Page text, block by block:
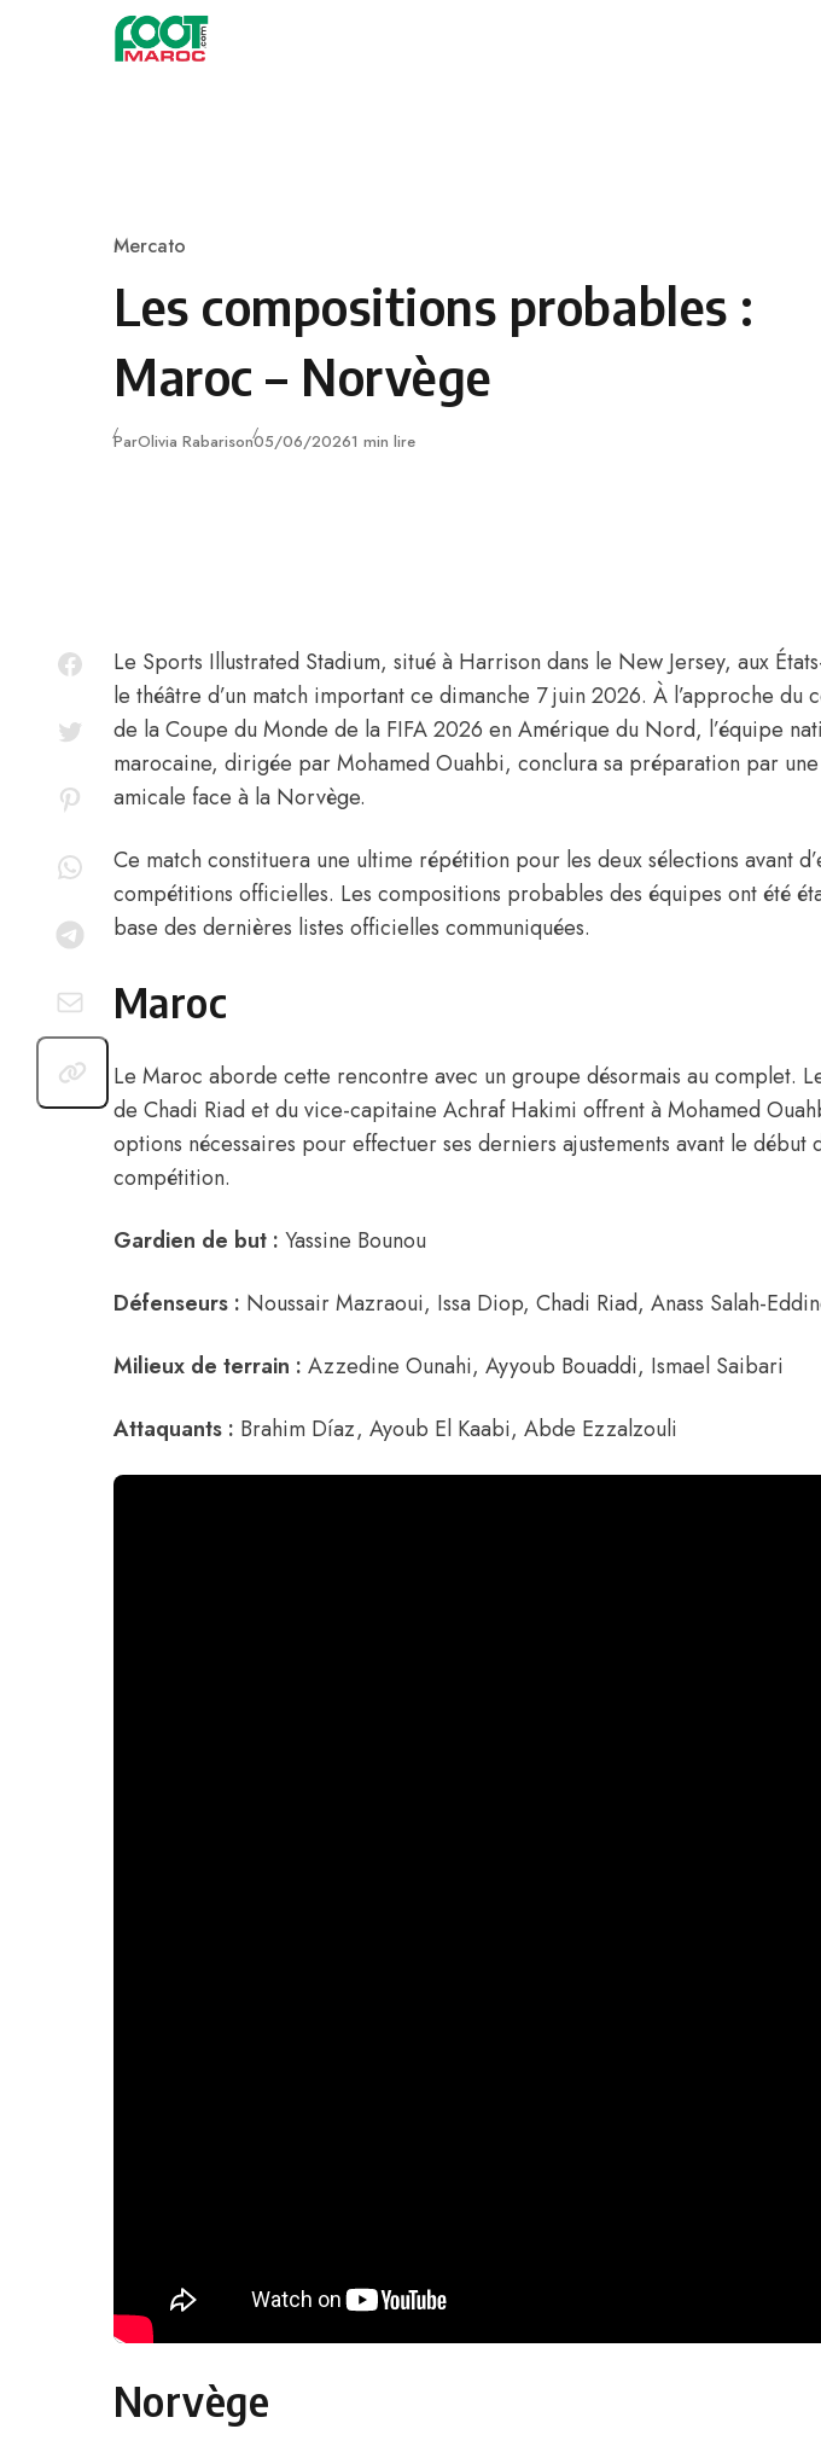
Skip to content
Category
Mercato
Les compositions probables :
Maroc – Norvège
ParOlivia RabarisonPublié
05/06/20261 min lire
Le Sports Illustrated Stadium, situé à Harrison dans le New Jersey, aux
le théâtre d’un match important ce dimanche 7 juin 2026. À l’approche du
de la Coupe du Monde de la FIFA 2026 en Amérique du Nord, l’équipe
marocaine, dirigée parMohamed Ouahbi, conclura sa préparation par
amicale face à la Norvège.
Ce match constituera une ultime répétition pour les deux sélections avant
compétitions officielles. Les compositions probables des équipes ont été
base des dernières listes officielles communiquées.
Maroc
Le Maroc aborde cette rencontre avec un groupe désormais au complet.
de Chadi Riad et du vice-capitaine Achraf Hakimi offrent à Mohamed
options nécessaires pour effectuer ses derniers ajustements avant le début
compétition.
Gardien de but : Yassine Bounou
Défenseurs : Noussair Mazraoui, Issa Diop, Chadi Riad, Anass Salah-
Milieux de terrain : Azzedine Ounahi, Ayyoub Bouaddi, Ismael Saibari
Attaquants : Brahim Díaz, Ayoub El Kaabi, Abde Ezzalzouli
Norvège